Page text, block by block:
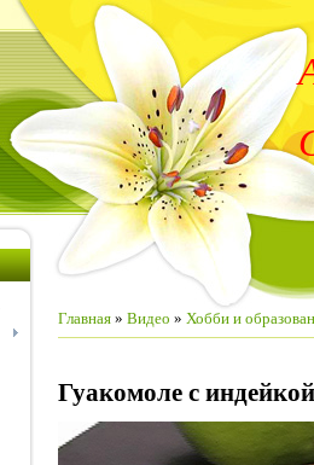
Главная » Видео » Хобби и
Гуакомоле с